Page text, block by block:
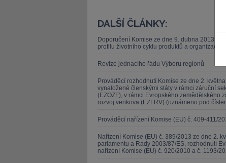
DALŠÍ ČLÁNKY:
Doporučení Komise ze dne 9. dubna 2013 o
profilu životního cyklu produktů a organizací
Revize jednacího řádu Výboru regionů
Prováděcí rozhodnutí Komise ze dne 2.
vynaložené členskými státy v rámci záruční
(EZOZF), v rámci Evropského zemědělského
rozvoj venkova (EZFRV) (oznámeno pod
Prováděcí nařízení Komise (EU) č. 409-411/
Nařízení Komise (EU) č. 389/2013 ze dne 2.
parlamentu a Rady 2003/87/ES, rozhodnutí
nařízení Komise (EU) č. 920/2010 a č. 1193/
MCIArb
Kurzy